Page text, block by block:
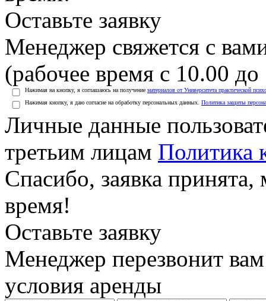
Оставьте заявку
Менеджер свяжется с
(рабочее время с 10.00
Нажимая на кнопку, я соглашаюсь на получение материалов от Университета практической
Нажимая кнопку, я даю согласие на обработку персональных данных. Политика защиты
Личные данные
третьим лицам Политика
Спасибо, заявка
время!
Оставьте заявку
Менеджер перезвонит
условия аренды